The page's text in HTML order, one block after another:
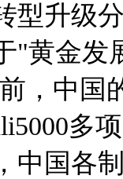
型升级
"黄金发
中国
多
中国各